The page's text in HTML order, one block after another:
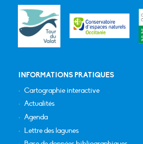
INFORMATIONS PRATIQUES
Cartographie interactive
Actualités
Agenda
Lettre des lagunes